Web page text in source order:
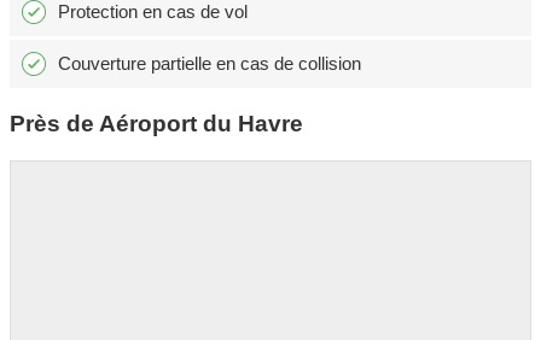
Protection en cas de vol
Couverture partielle en cas de collision
Près de Aéroport du Havre